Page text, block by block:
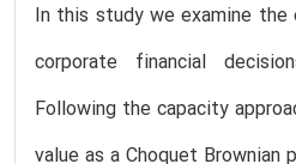
In this study we examine
corporate financial
Following the capacity
value as a Choquet Brownian